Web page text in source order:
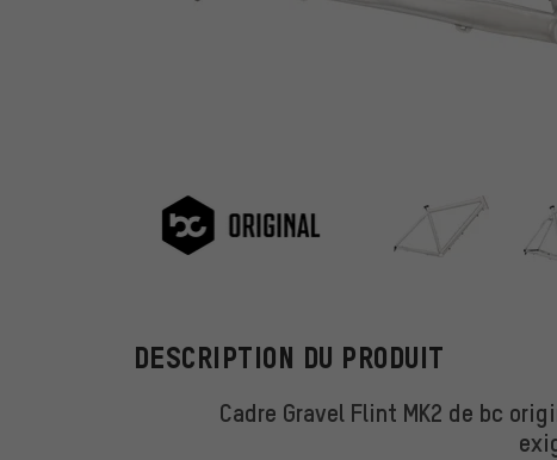
bc original
DESCRIPTION DU PRODUIT
Cadre Gravel Flint MK2 de bc